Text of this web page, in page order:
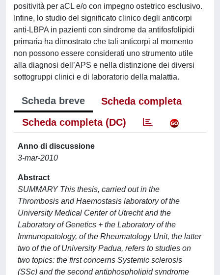
positività per aCL e/o con impegno ostetrico esclusivo.
Infine, lo studio del significato clinico degli anticorpi
anti-LBPA in pazienti con sindrome da antifosfolipidi
primaria ha dimostrato che tali anticorpi al momento
non possono essere considerati uno strumento utile
alla diagnosi dell’APS e nella distinzione dei diversi
sottogruppi clinici e di laboratorio della malattia.
Scheda breve
Scheda completa
Scheda completa (DC)
Anno di discussione
3-mar-2010
Abstract
SUMMARY This thesis, carried out in the
Thrombosis and Haemostasis laboratory of the
University Medical Center of Utrecht and the
Laboratory of Genetics + the Laboratory of the
Immunopatology, of the Rheumatology Unit, the latter
two of the of University Padua, refers to studies on
two topics: the first concerns Systemic sclerosis
(SSc) and the second antiphospholipid syndrome